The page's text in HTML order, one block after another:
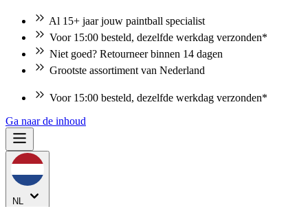
Al 15+ jaar jouw paintball specialist
Voor 15:00 besteld, dezelfde werkdag verzonden*
Niet goed? Retourneer binnen 14 dagen
Grootste assortiment van Nederland
Voor 15:00 besteld, dezelfde werkdag verzonden*
Ga naar de inhoud
NL